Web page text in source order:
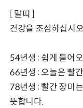
[ 말띠 ]
건강을 조심하십시
54년생 : 쉽게 들어
66년생 : 오늘은 빨
78년생 : 빨간 장미
뜻합니다.